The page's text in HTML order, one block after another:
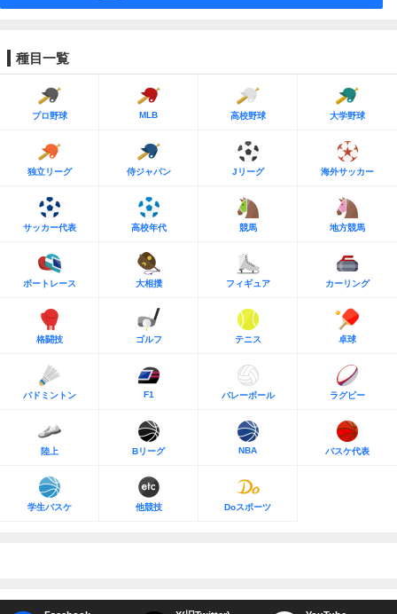
種目一覧
プロ野球 MLB 高校野球 大学野球
独立リーグ 侍ジャパン Jリーグ 海外サッカー
サッカー代表 高校年代 競馬 地方競馬
ボートレース 大相撲 フィギュア カーリング
格闘技 ゴルフ テニス 卓球
バドミントン F1 バレーボール ラグビー
陸上 Bリーグ NBA バスケ代表
学生バスケ 他競技 Doスポーツ